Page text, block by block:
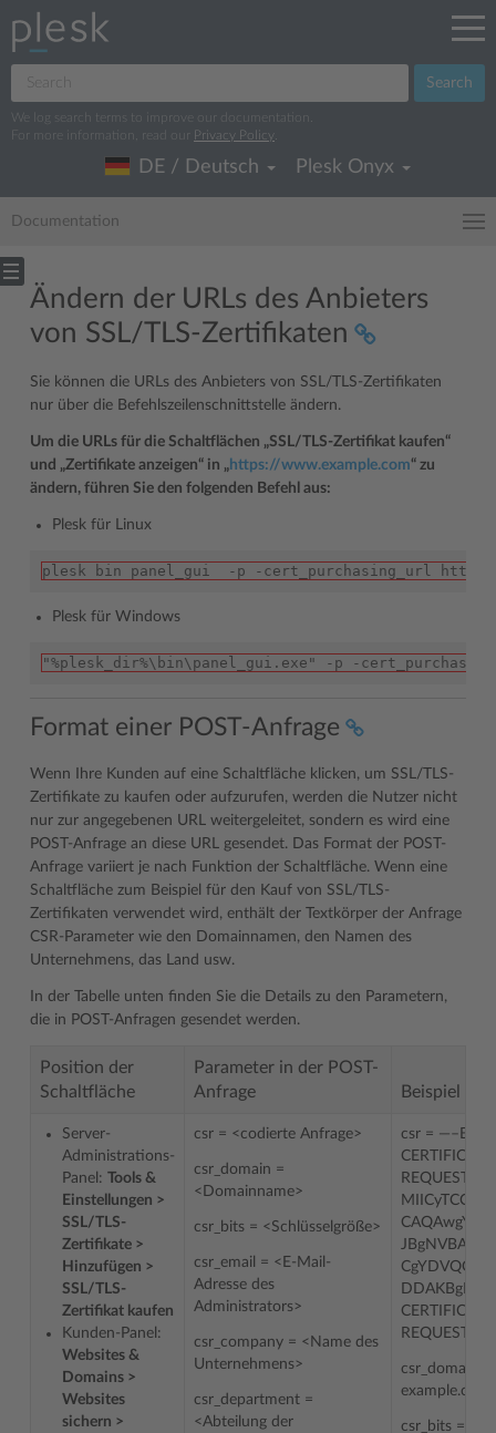
Search
We log search terms to improve our documentation.
For more information, read our
Privacy Policy
DE / Deutsch Plesk Onyx
Documentation
Ändern der URLs des Anbieters
von SSL/TLS-Zertifikaten
Sie können die URLs des Anbieters von SSL/TLS-Zertifikaten
nur über die Befehlszeilenschnittstelle ändern.
Um die URLs für die Schaltflächen „SSL/TLS-Zertifikat kaufen“
und „Zertifikate anzeigen“ in „ https://www.example.com“ zu
ändern, führen Sie den folgenden Befehl aus:
Plesk für Linux
plesk bin panel_gui  -p -cert_purchasing_url https://
Plesk für Windows
"%plesk_dir%\bin\panel_gui.exe" -p -
Format einer POST-Anfrage
Wenn Ihre Kunden auf eine Schaltfläche klicken, um SSL/TLS-
Zertifikate zu kaufen oder aufzurufen, werden die Nutzer nicht
nur zur angegebenen URL weitergeleitet, sondern es wird eine
POST-Anfrage an diese URL gesendet. Das Format der POST-
Anfrage variiert je nach Funktion der Schaltfläche. Wenn eine
Schaltfläche zum Beispiel für den Kauf von SSL/TLS-
Zertifikaten verwendet wird, enthält der Textkörper der Anfrage
CSR-Parameter wie den Domainnamen, den Namen des
Unternehmens, das Land usw.
In der Tabelle unten finden Sie die Details zu den Parametern,
die in POST-Anfragen gesendet werden.
Position der
Schaltfläche
Parameter in der POST-
Anfrage
Beispiel
Server-
Administrations-
Panel: Tools &
Einstellungen >
SSL/TLS-
Zertifikate >
Hinzufügen >
SSL/TLS-
Zertifikat kaufen
Kunden-Panel:
Websites &
Domains >
Websites
sichern >
csr = <codierte Anfrage>
csr_domain =
<Domainname>
csr_bits = <Schlüsselgröße>
csr_email = <E-Mail-
Adresse des
Administrators>
csr_company = <Name des
Unternehmens>
csr_department =
<Abteilung der
csr =
CERTIFICATE
REQUEST—–
MIICyTCCAbE
DDAKBgNV
CERTIFICATE
REQUEST—–
csr_domain =
example.com
csr_bits =